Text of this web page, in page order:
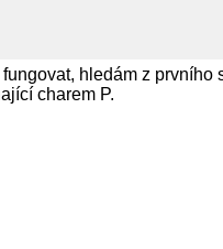
hledám z prvního
charem P.